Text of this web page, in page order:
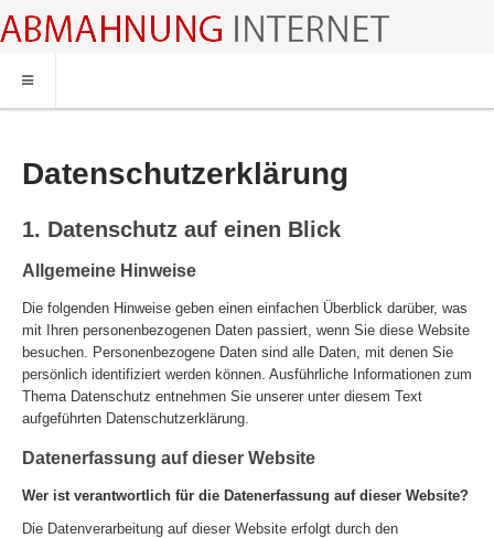
HOME
ABMAHNWARNER
Datenschutzerklärung
1. Datenschutz auf einen Blick
Allgemeine Hinweise
Die folgenden Hinweise geben einen einfachen Überblick darüber, was
mit Ihren personenbezogenen Daten passiert, wenn Sie diese Website
besuchen. Personenbezogene Daten sind alle Daten, mit denen Sie
persönlich identifiziert werden können. Ausführliche Informationen zum
Thema Datenschutz entnehmen Sie unserer unter diesem Text
aufgeführten Datenschutzerklärung.
Datenerfassung auf dieser Website
Wer ist verantwortlich für die Datenerfassung auf dieser Website?
Die Datenverarbeitung auf dieser Website erfolgt durch den